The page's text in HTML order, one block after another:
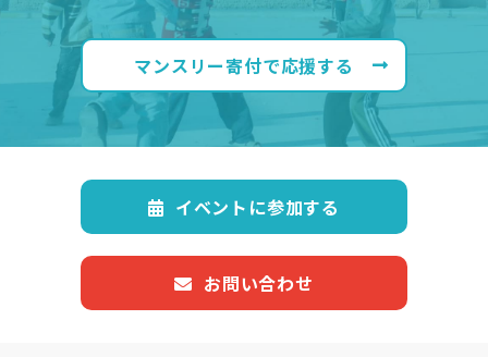
マンスリー寄付で応援する
イベントに参加する
お問い合わせ